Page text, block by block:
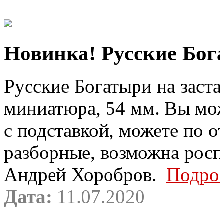
Новинка! Русские
Русские Богатыри на
миниатюра, 54 мм. Вы
с подставкой, можете по
разборные, возможна
Андрей Хоробров.
Дата: 11.07.2020